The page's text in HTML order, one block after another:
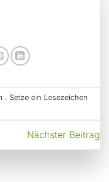
. Setze ein Lesezeichen
Nächster Beitrag